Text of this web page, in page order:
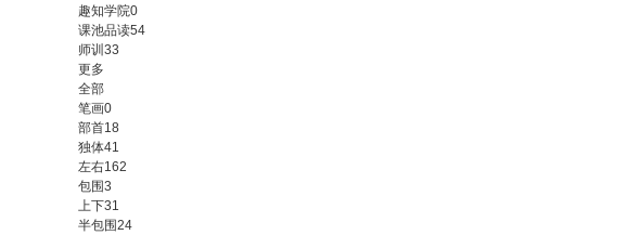
趣知学院0
课池品读54
师训 33
更多
全部
笔画0
部首18
独体41
左右162
包围3
上下31
半包围24